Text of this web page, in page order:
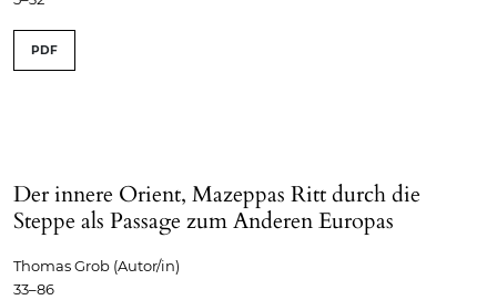
PDF
Der innere Orient, Mazeppas Ritt durch die
Steppe als Passage zum Anderen Europas
Thomas Grob (Autor/in)
33–86